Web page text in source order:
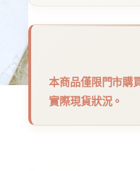
本商品僅限門市購
實際現貨狀況。